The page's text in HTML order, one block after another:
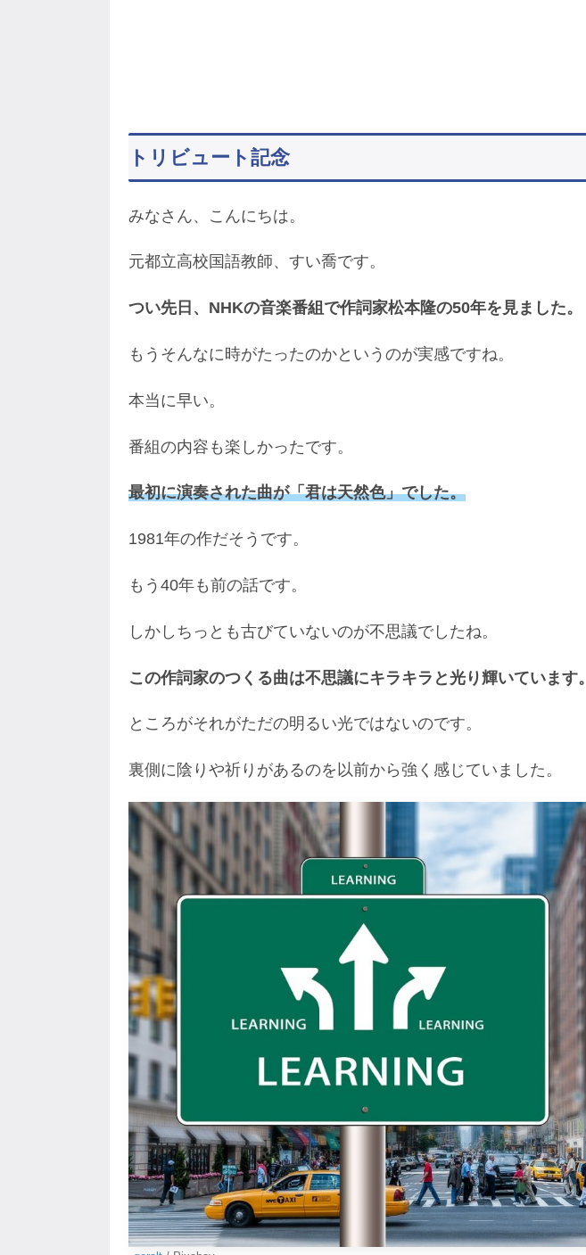
トリビュート記念
みなさん、こんにちは。
元都立高校国語教師、すい喬です。
つい先日、NHKの音楽番組で作詞家松本隆の50年を見ました。
もうそんなに時がたったのかというのが実感ですね。
本当に早い。
番組の内容も楽しかったです。
最初に演奏された曲が「君は天然色」でした。
1981年の作だそうです。
もう40年も前の話です。
しかしちっとも古びていないのが不思議でしたね。
この作詞家のつくる曲は不思議にキラキラと光り輝いています。
ところがそれがただの明るい光ではないのです。
裏側に陰りや祈りがあるのを以前から強く感じていました。